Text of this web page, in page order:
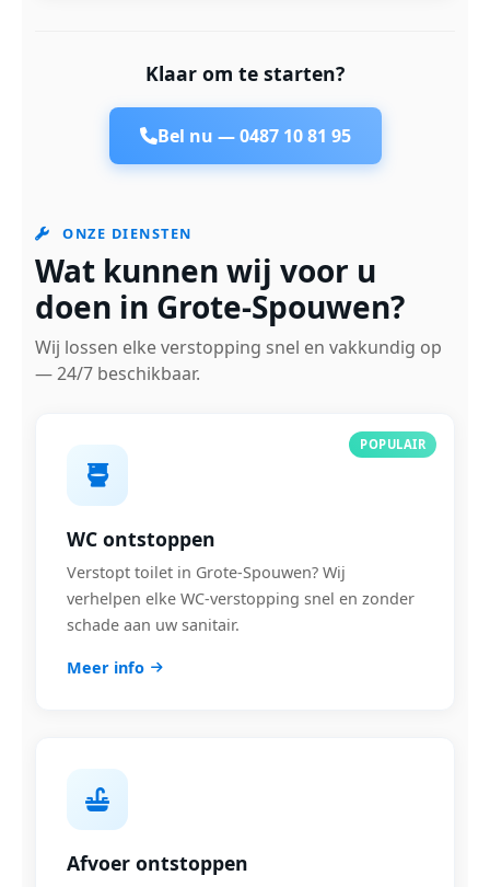
Klaar om te starten?
Bel nu —0487 10 81 95
ONZE DIENSTEN
Wat kunnen wij voor u
doen in Grote-Spouwen?
Wij lossen elke verstopping snel en vakkundig op
— 24/7 beschikbaar.
POPULAIR
WC ontstoppen
Verstopt toilet in Grote-Spouwen? Wij
verhelpen elke WC-verstopping snel en zonder
schade aan uw sanitair.
Meer info
Afvoer ontstoppen